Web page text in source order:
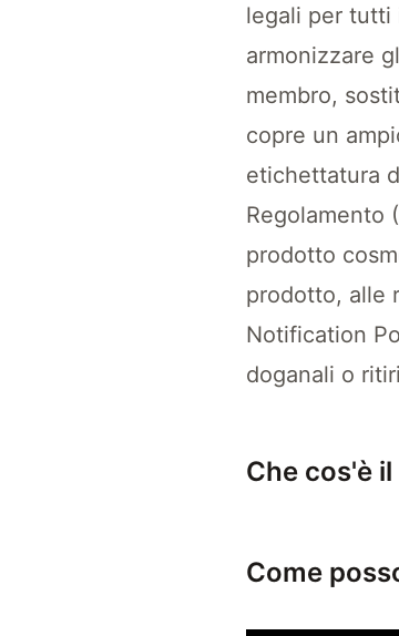
legali per tutti
armonizzare
membro,
copre un
etichettatura
Regolamento
prodotto
prodotto, alle
Notification
doganali o
Che cos'è
Come